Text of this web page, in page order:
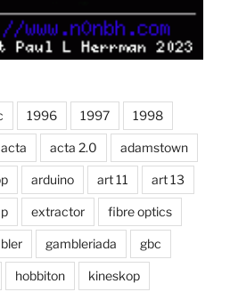
1996 1997 1998
acta acta 2.0 adamstown
arduino art 11 art 13
extractor fibre optics
gambleriada gbc
hobbiton kineskop